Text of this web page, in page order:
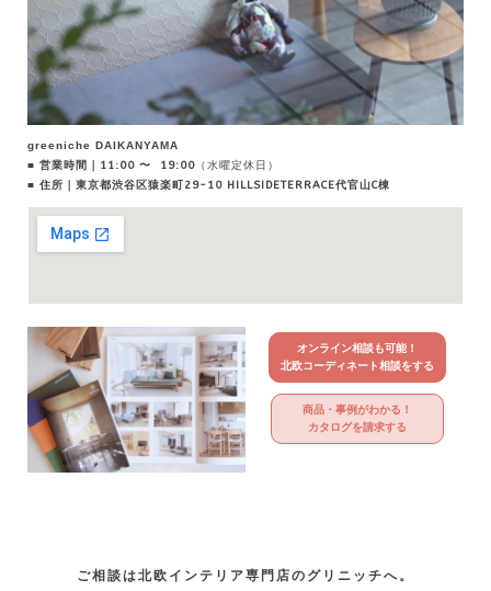
greeniche DAIKANYAMA
■ 営業時間｜11:00 〜 19:00 （水曜定休日）
■ 住所｜東京都渋谷区猿楽町29-10 HILLSIDETERRACE代官山C棟
オンライン相談も可能！
北欧コーディネート相談をする
商品・事例がわかる！
カタログを請求する
ご相談は北欧インテリア専門店のグリニッチへ。